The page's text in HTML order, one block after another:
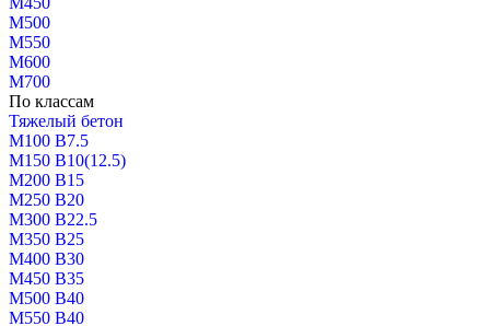
М500
М550
М600
М700
По классам
Тяжелый бетон
М100 В7.5
М150 В10(12.5)
М200 В15
М250 В20
М300 В22.5
М350 В25
М400 В30
М450 В35
М500 В40
М550 В40